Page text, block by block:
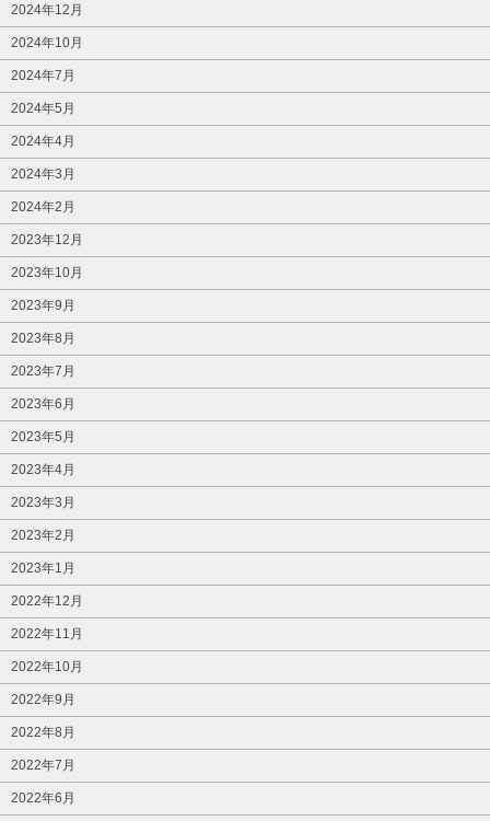
2024年12月
2024年10月
2024年7月
2024年5月
2024年4月
2024年3月
2024年2月
2023年12月
2023年10月
2023年9月
2023年8月
2023年7月
2023年6月
2023年5月
2023年4月
2023年3月
2023年2月
2023年1月
2022年12月
2022年11月
2022年10月
2022年9月
2022年8月
2022年7月
2022年6月